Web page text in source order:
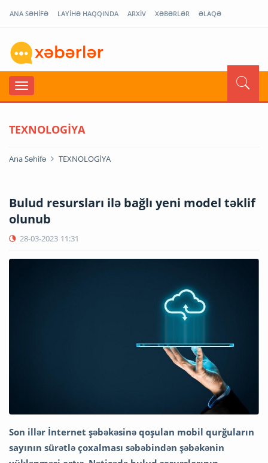
ANA SƏHİFƏ LAYİHƏ HAQQINDA ARXİV XƏBƏRLƏR ƏLAQƏ
TEXNOLOGİYA
Ana Səhifə TEXNOLOGİYA
Bulud resursları ilə bağlı yeni model təklif
olunub
28-03-2023 11:31
Son illər İnternet şəbəkəsinə qoşulan mobil qurğuların
sayının sürətlə çoxalması səbəbindən şəbəkənin